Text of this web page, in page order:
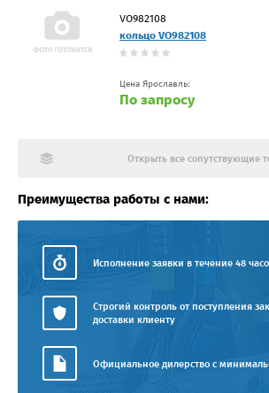
VO982108
кольцо VO982108
Цена Ярославль:
По запросу
Открыть все сопутствующие
Преимущества работы с нами:
Исполнение заявки в течение 48
Строгий контроль от поступления
доставки клиенту
Официальное дилерство с